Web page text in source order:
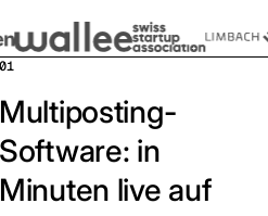
01
Multiposting-
Software: in
Minuten live auf